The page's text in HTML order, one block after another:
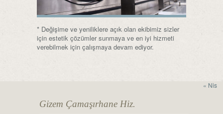
* Değişime ve yeniliklere açık olan ekibimiz sizler
için estetik çözümler sunmaya ve en iyi hizmeti
verebilmek için çalışmaya devam ediyor.
Gizem Çamaşırhane Hiz.
« Nis